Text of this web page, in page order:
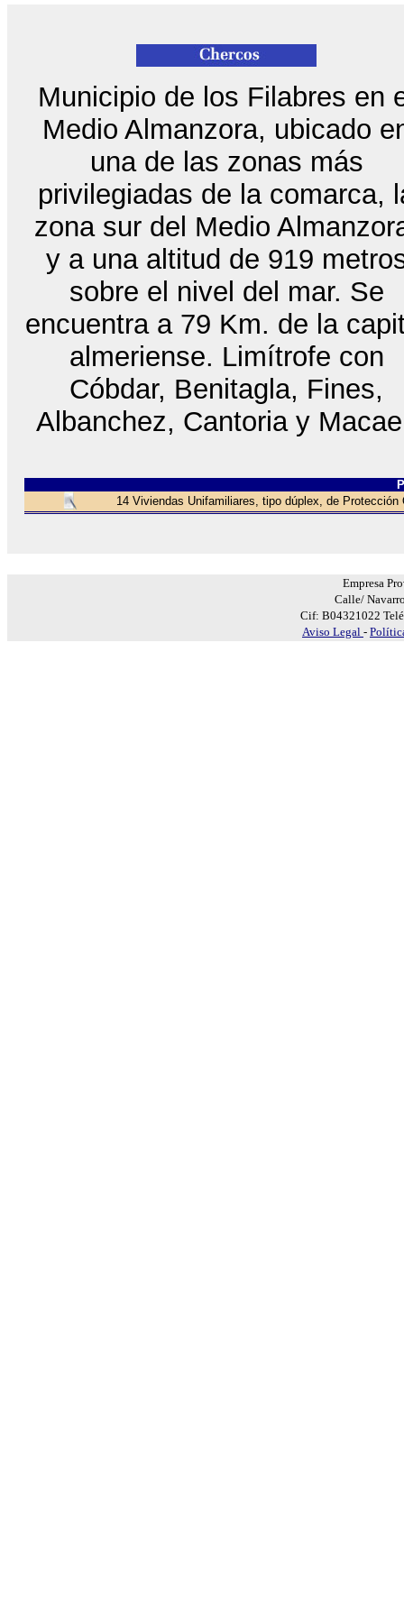
Municipio de los Filabres en
Medio Almanzora, ubicado
una de las zonas más
privilegiadas de la comarca,
zona sur del Medio
y a una altitud de 919
sobre el nivel del mar. Se
encuentra a 79 Km. de la
almeriense. Limítrofe con
Cóbdar, Benitagla, Fines,
Albanchez, Cantoria y
14 Viviendas Unifamiliares, tipo dúplex, de Protección
Empresa
Calle/
Cif: B04321022
Aviso Legal -